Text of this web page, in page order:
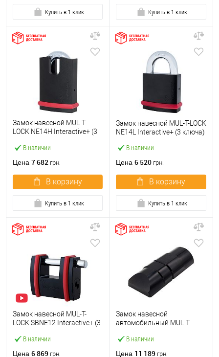
Купить в 1 клик Купить в 1 клик
В наличии
Замок навесной MUL-T-
LOCK NE14H Interactive+ (3
Цена 7 682 грн.
В корзину
Купить в 1 клик
В наличии
Замок навесной MUL-T-LOCK
NE14L Interactive+ (3 ключа)
Цена 6 520 грн.
В корзину
Купить в 1 клик
В наличии
Замок навесной MUL-T-
LOCK SBNE12 Interactive+ (3
Цена 6 869 грн.
В наличии
Замок навесной
автомобильный MUL-T-
Цена 11 189 грн.